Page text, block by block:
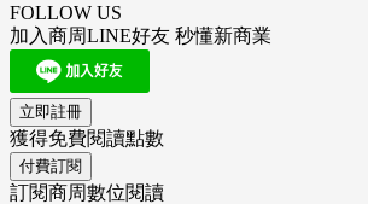
FOLLOW US
加入商周LINE好友 秒懂新商業
立即註冊
獲得免費閱讀點數
付費訂閱
訂閱商周數位閱讀